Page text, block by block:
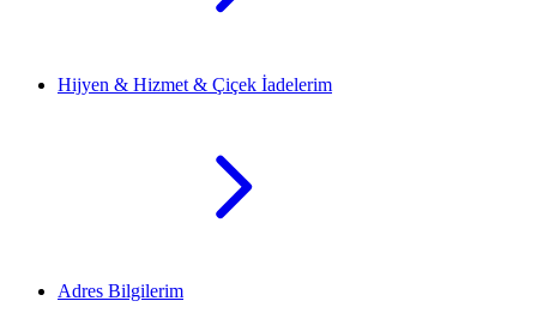
Hijyen & Hizmet & Çiçek İadelerim
Adres Bilgilerim